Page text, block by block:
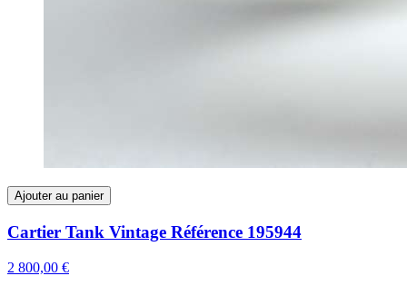
Ajouter au panier
Cartier Tank Vintage Référence 195944
2 800,00 €